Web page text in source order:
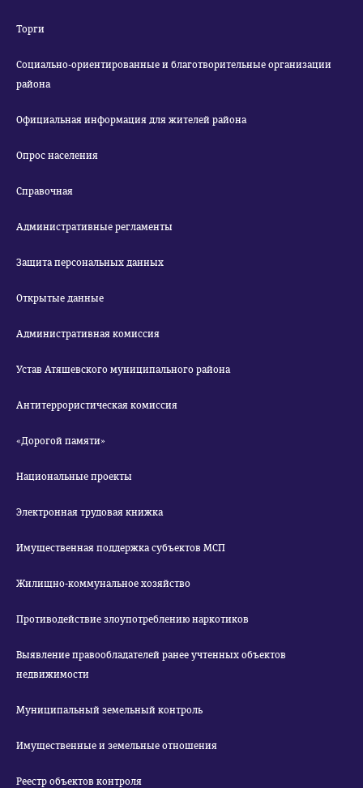
Торги
Социально-ориентированные и благотворительные организации
района
Официальная информация для жителей района
Опрос населения
Справочная
Административные регламенты
Защита персональных данных
Открытые данные
Административная комиссия
Устав Атяшевского муниципального района
Антитеррористическая комиссия
«Дорогой памяти»
Национальные проекты
Электронная трудовая книжка
Имущественная поддержка субъектов МСП
Жилищно-коммунальное хозяйство
Противодействие злоупотреблению наркотиков
Выявление правообладателей ранее учтенных объектов
недвижимости
Муниципальный земельный контроль
Имущественные и земельные отношения
Реестр объектов контроля